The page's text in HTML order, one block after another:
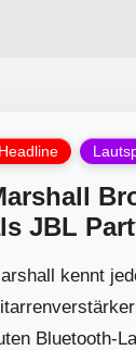
Headline
JBL
kennt
Bluetooth-